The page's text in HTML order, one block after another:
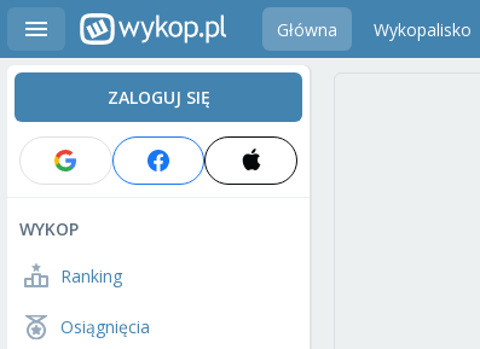
Główna Wykopalisko
ZALOGUJ SIĘ
WYKOP
Ranking
Osiągnięcia